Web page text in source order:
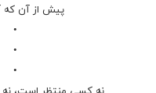
پیش از آن
•
•
•